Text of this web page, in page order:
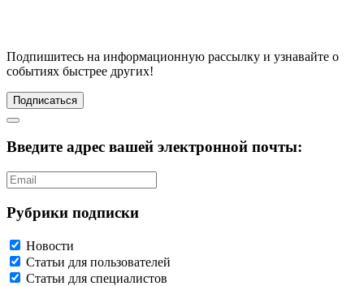
Подпишитесь на информационную рассылку и узнавайте о
событиях быстрее других!
Подписаться
Введите адрес вашей электронной почты:
Рубрики подписки
Новости
Статьи для пользователей
Статьи для специалистов